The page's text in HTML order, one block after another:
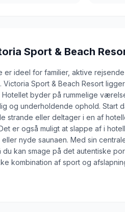
Sport & Beach
er ideel for familier, aktive
Victoria Sport & Beach Resort
byder på rummelige
og underholdende ophold. Start
strande eller deltager i en af
er også muligt at slappe af i
nyde saunaen. Med sin
du kan smage på det autentiske
kombination af sport og